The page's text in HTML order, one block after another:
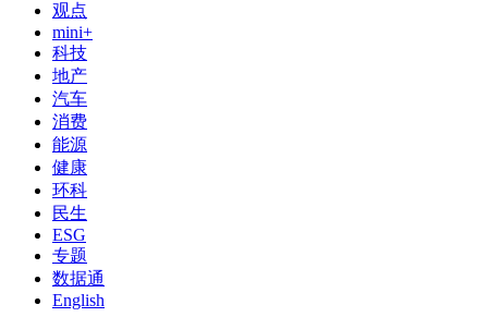
观点
mini+
科技
地产
汽车
消费
能源
健康
环科
民生
ESG
专题
数据通
English